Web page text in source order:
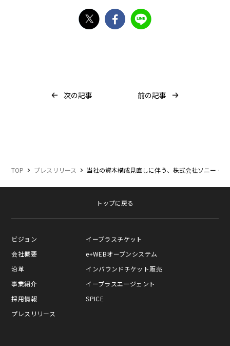
X Facebook
次の記事 前の記事
TOP プレスリリース 当社の資本構成見直しに伴う、株式会社ソニー・
トップに戻る
ビジョン
会社概要
沿革
事業紹介
採用情報
プレスリリース
イープラスチケット
e+WEBオープンシステム
インバウンドチケット販売
イープラスエージェント
SPICE